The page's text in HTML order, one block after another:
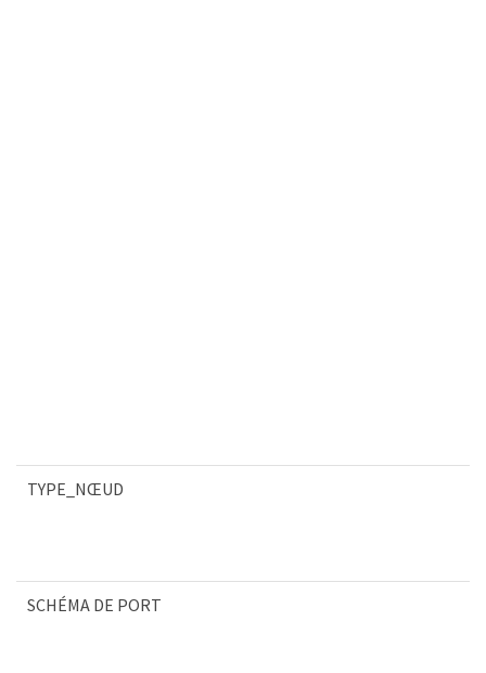
TYPE_NŒUD
SCHÉMA DE PORT